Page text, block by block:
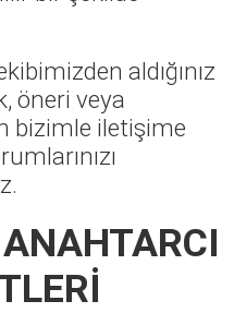
aldığınız
öneri veya
bizimle iletişime